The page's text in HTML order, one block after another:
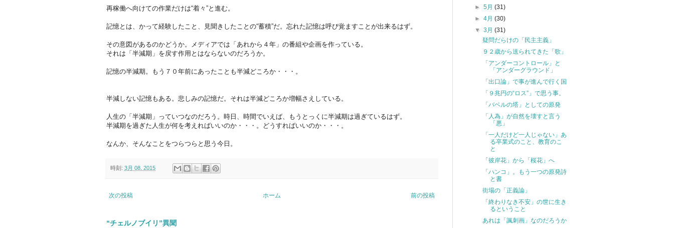
再稼働へ向けての作業だけは“着々”と進む。
記憶とは、かって経験したこと、見聞きしたことの“蓄積”だ。忘れた記憶は呼び覚ますことが出来るはず。
その意図があるのかどうか。メディアでは「あれから４年」の番組や企画を作っている。
それは「半減期」を戻す作用とはならないのだろうか。
記憶の半減期。もう７０年前にあったことも半減どころか・・・。
半減しない記憶もある。悲しみの記憶だ。それは半減どころか増幅さえしている。
人生の「半減期」っていつなのだろう。時日、時間でいえば、もうとっくに半減期は過ぎているはず。
半減期を過ぎた人生が何を考えればいいのか・・・。どうすればいいのか・・・。
なんか、そんなことをつらつらと思う今日。
時刻: 3月 08, 2015
次の投稿 前の投稿
ホーム
“チェルノブイリ”異聞
►5月(31)
►4月(30)
▼3月(31)
疑問だらけの「民主主義」
９２歳から送られてきた「歌」
「アンダーコントロール」と
「アンダーグラウンド」
「出口論」で事が進んで行く国
「９兆円の“ロス”」で思う事。
「バベルの塔」としての原発
「人為」が自然を壊すと言う
「悪」
「一人だけど一人じゃない」あ
る卒業式のこと、教育のこ
と
「彼岸花」から「桜花」へ
「ハンコ」。もう一つの原発詩
と書
街場の「正義論」
「終わりなき不安」の世に生き
るということ
あれは「諷刺画」なのだろうか